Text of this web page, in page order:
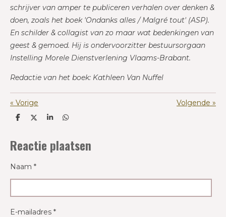
schrijver van amper te publiceren verhalen over denken &
doen, zoals het boek 'Ondanks alles / Malgré tout' (ASP).
En schilder & collagist van zo maar wat bedenkingen van
geest & gemoed. Hij is ondervoorzitter bestuursorgaan
Instelling Morele Dienstverlening Vlaams-Brabant.
Redactie van het boek: Kathleen Van Nuffel
« Vorige Volgende »
D
n
D
S
e
D
n
Reactie plaatsen
Naam *
E-mailadres *